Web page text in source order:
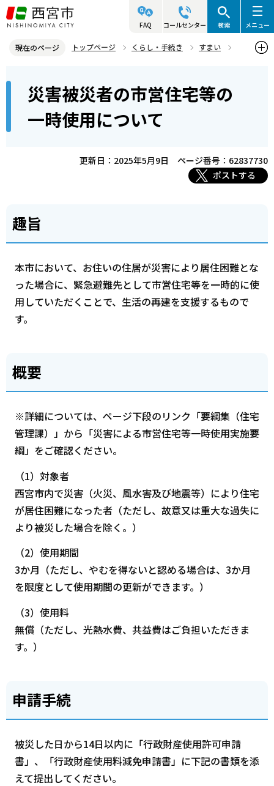
こ
の
ジ
頭
FAQ コールセンター 検索 メニュー
現在のページ トップページ くらし・手続き
すまい
災害被災者の市営住宅等の
一時使用について
更新日：2025年5月9日
ページ番号：62837730
ポストする
趣旨
本市において、お住いの住居が災害により居住困難とな
った場合に、緊急避難先として市営住宅等を一時的に使
用していただくことで、生活の再建を支援するもので
す。
概要
※詳細については、ページ下段のリンク「要綱集（住宅
管理課）」から「災害による市営住宅等一時使用実施要
綱」をご確認ください。
（1）対象者
西宮市内で災害（火災、風水害及び地震等）により住宅
が居住困難になった者（ただし、故意又は重大な過失に
より被災した場合を除く。）
（2）使用期間
3か月（ただし、やむを得ないと認める場合は、3か月
を限度として使用期間の更新ができます。）
（3）使用料
無償（ただし、光熱水費、共益費はご負担いただきま
す。）
申請手続
被災した日から14日以内に「行政財産使用許可申請
書」、「行政財産使用料減免申請書」に下記の書類を添
えて提出してください。